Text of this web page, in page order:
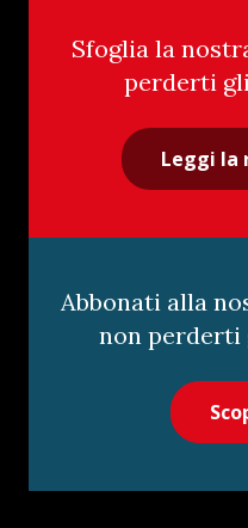
Sfoglia la
perderti
Leggi la
Abbonati alla
non